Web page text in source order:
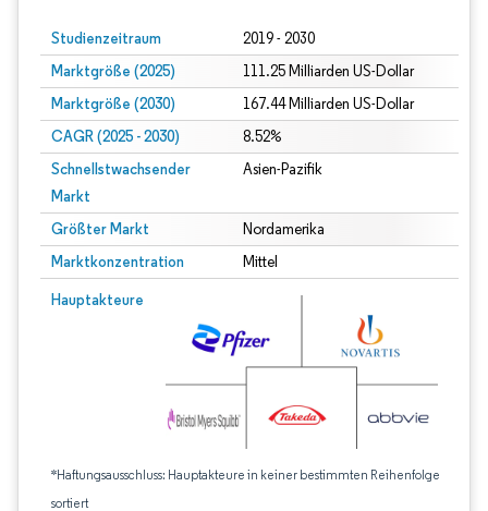
Studienzeitraum 2019 - 2030
Marktgröße (2025) 111.25 Milliarden US-Dollar
Marktgröße (2030) 167.44 Milliarden US-Dollar
CAGR (2025 - 2030) 8.52%
Schnellstwachsender
Markt
Asien-Pazifik
Größter Markt Nordamerika
Marktkonzentration Mittel
Hauptakteure
*Haftungsausschluss: Hauptakteure in keiner bestimmten Reihenfolge
sortiert